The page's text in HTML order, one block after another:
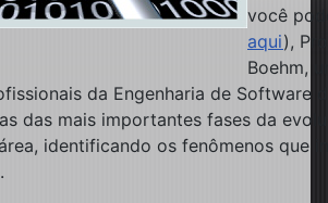
você
aqui),
Boehm,
da Engenharia de Software
das mais importantes fases da
identificando os fenômenos que